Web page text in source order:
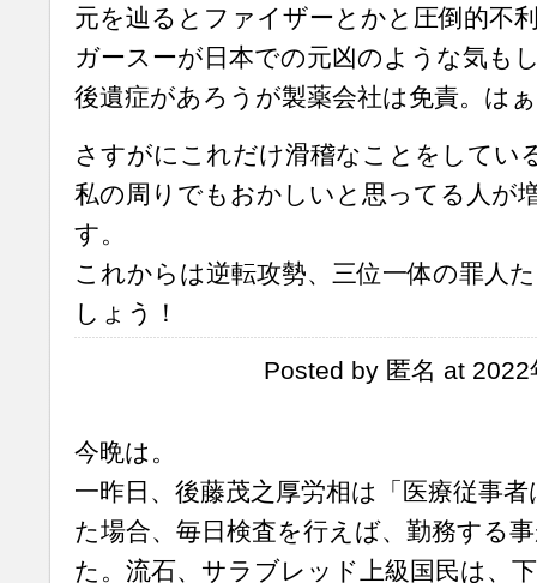
元を辿るとファイザーとかと圧倒的不
ガースーが日本での元凶のような気も
後遺症があろうが製薬会社は免責。は
さすがにこれだけ滑稽なことをしてい
私の周りでもおかしいと思ってる人が
す。
これからは逆転攻勢、三位一体の罪人
しょう！
Posted by 匿名 at
今晩は。
一昨日、後藤茂之厚労相は「医療従事
た場合、毎日検査を行えば、勤務する
た。流石、サラブレッド上級国民は、